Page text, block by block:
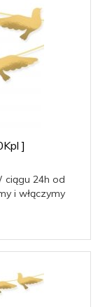
]
ciągu 24h od
i włączymy